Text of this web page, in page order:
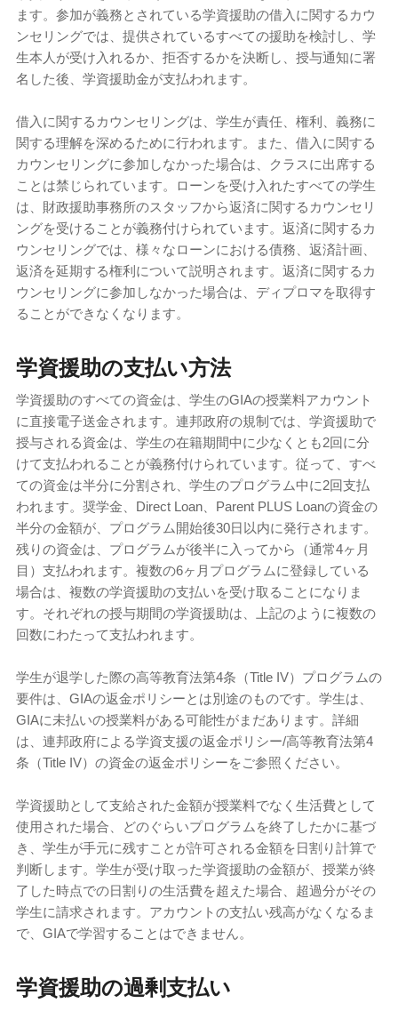
ます。参加が義務とされている学資援助の借入に関するカウ
ンセリングでは、提供されているすべての援助を検討し、学
生本人が受け入れるか、拒否するかを決断し、授与通知に署
名した後、学資援助金が支払われます。
借入に関するカウンセリングは、学生が責任、権利、義務に
関する理解を深めるために行われます。また、借入に関する
カウンセリングに参加しなかった場合は、クラスに出席する
ことは禁じられています。ローンを受け入れたすべての学生
は、財政援助事務所のスタッフから返済に関するカウンセリ
ングを受けることが義務付けられています。返済に関するカ
ウンセリングでは、様々なローンにおける債務、返済計画、
返済を延期する権利について説明されます。返済に関するカ
ウンセリングに参加しなかった場合は、ディプロマを取得す
ることができなくなります。
学資援助の支払い方法
学資援助のすべての資金は、学生のGIAの授業料アカウント
に直接電子送金されます。連邦政府の規制では、学資援助で
授与される資金は、学生の在籍期間中に少なくとも2回に分
けて支払われることが義務付けられています。従って、すべ
ての資金は半分に分割され、学生のプログラム中に2回支払
われます。奨学金、Direct Loan、Parent PLUS Loanの資金の
半分の金額が、プログラム開始後30日以内に発行されます。
残りの資金は、プログラムが後半に入ってから（通常4ヶ月
目）支払われます。複数の6ヶ月プログラムに登録している
場合は、複数の学資援助の支払いを受け取ることになりま
す。それぞれの授与期間の学資援助は、上記のように複数の
回数にわたって支払われます。
学生が退学した際の高等教育法第4条（Title IV）プログラムの
要件は、GIAの返金ポリシーとは別途のものです。学生は、
GIAに未払いの授業料がある可能性がまだあります。詳細
は、連邦政府による学資支援の返金ポリシー/高等教育法第4
条（Title IV）の資金の返金ポリシーをご参照ください。
学資援助として支給された金額が授業料でなく生活費として
使用された場合、どのぐらいプログラムを終了したかに基づ
き、学生が手元に残すことが許可される金額を日割り計算で
判断します。学生が受け取った学資援助の金額が、授業が終
了した時点での日割りの生活費を超えた場合、超過分がその
学生に請求されます。アカウントの支払い残高がなくなるま
で、GIAで学習することはできません。
学資援助の過剰支払い